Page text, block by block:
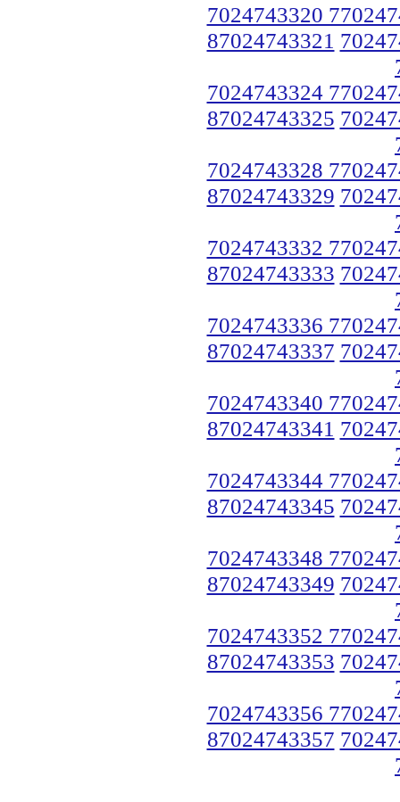
7024743320
87024743321
7024743324
87024743325
7024743328
87024743329
7024743332
87024743333
7024743336
87024743337
7024743340
87024743341
7024743344
87024743345
7024743348
87024743349
7024743352
87024743353
7024743356
87024743357